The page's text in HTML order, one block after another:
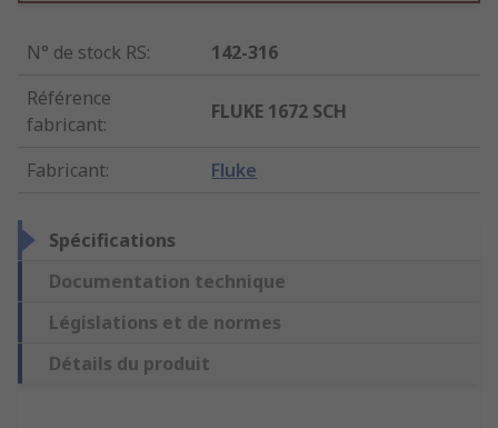
N° de stock RS:
142-316
Référence
fabricant:
FLUKE 1672 SCH
Fabricant: Fluke
Spécifications
Documentation technique
Législations et de normes
Détails du produit